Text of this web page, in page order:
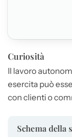
Curiosità
Il lavoro
esercita può
con clienti o
Schema della